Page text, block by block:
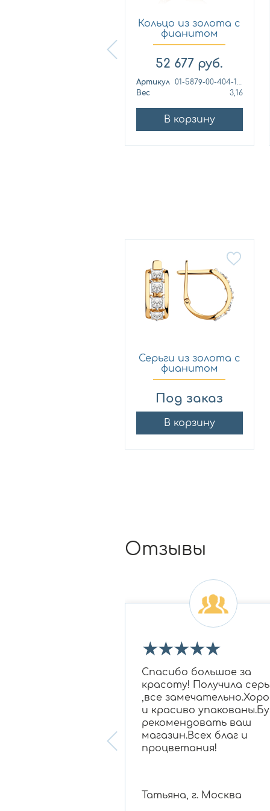
Кольцо из золота с
фианитом
Платина 0...
52 677 руб.
Артикул
01-5879-00-404-1110
Вес
3,16
В корзину
Серьги из золота с
фианитом
SOKOLOV 0...
Под заказ
В корзину
Отзывы
★★★★★
Спасибо большое за
красоту! Получила
,все
и красиво
рекомендовать ваш
магазин.Всех благ и
процветания!
Татьяна, г. Москва